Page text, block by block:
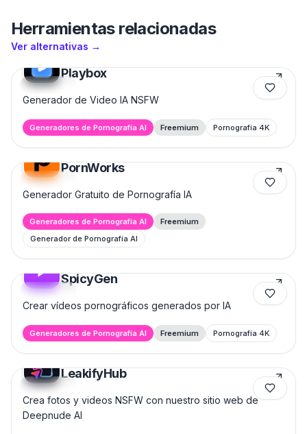
Herramientas relacionadas
Ver alternativas →
Featured
Playbox
Generador de Video IA NSFW
Generadores de Pornografía AI Freemium Pornografía 4K
Featured
PornWorks
Generador Gratuito de Pornografía IA
Generadores de Pornografía AI
Freemium
Generador de Pornografía AI
Featured
SpicyGen
Crear vídeos pornográficos generados por IA
Generadores de Pornografía AI Freemium Pornografía 4K
Featured
LeakifyHub
Crea fotos y videos NSFW con nuestro sitio web de
Deepnude AI